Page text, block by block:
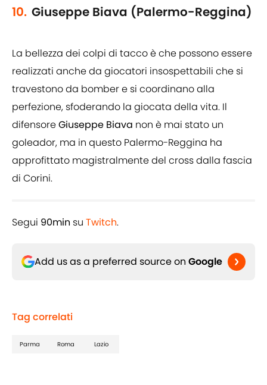
10. Giuseppe Biava (Palermo-Reggina)
La bellezza dei colpi di tacco è che possono essere
realizzati anche da giocatori insospettabili che si
travestono da bomber e si coordinano alla
perfezione, sfoderando la giocata della vita. Il
difensoreGiuseppe Biava non è mai stato un
goleador, ma in questo Palermo-Reggina ha
approfittato magistralmente del cross dalla fascia
di Corini.
Segui 90min su Twitch.
Add us as a preferred source on Google
Tag correlati
Parma Roma Lazio